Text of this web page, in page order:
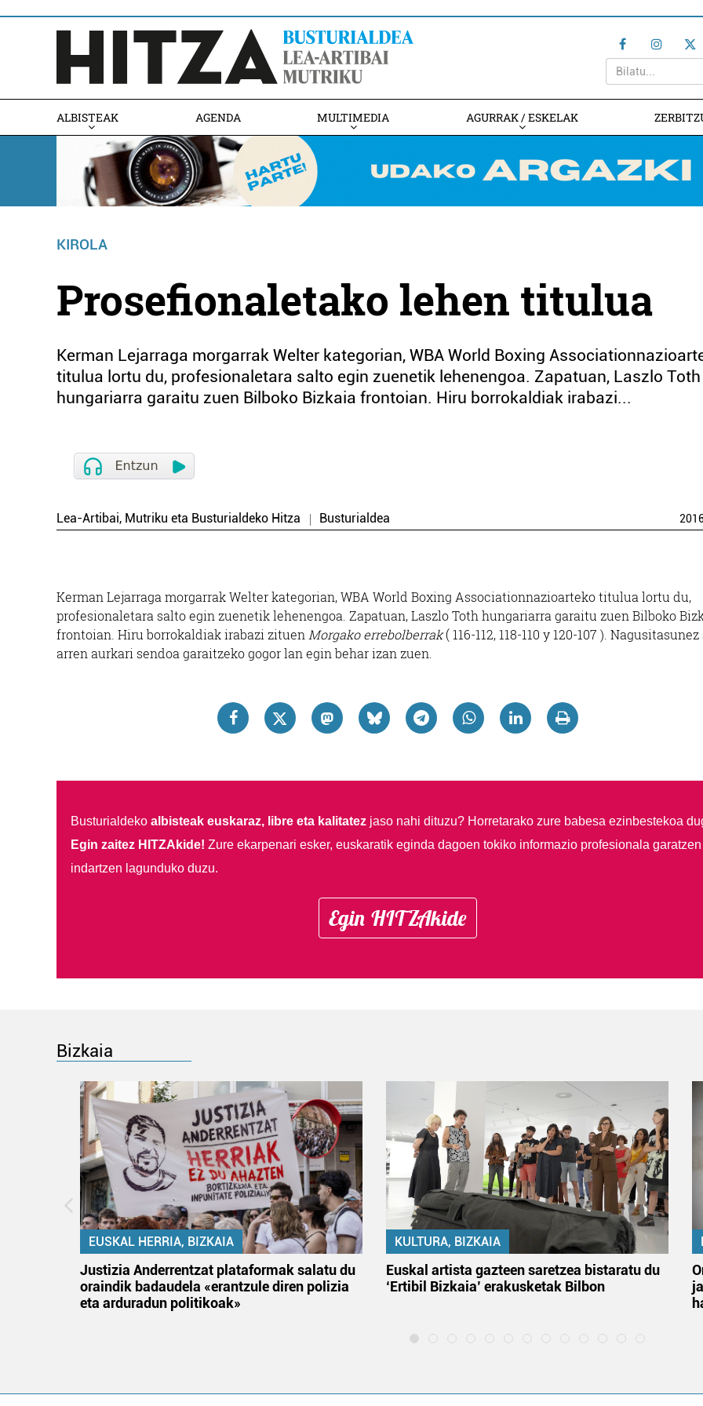
ALBISTEAK AGENDA MULTIMEDIA AGURRAK / ESKELAK
KIROLA
Prosefionaletako lehen titulua
Kerman Lejarraga morgarrak Welter kategorian, WBA World Boxing
titulua lortu du, profesionaletara salto egin zuenetik lehenengoa. Zapatuan, Laszlo Toth
hungariarra garaitu zuen Bilboko Bizkaia frontoian. Hiru borrokaldiak irabazi...
Lea-Artibai, Mutriku eta Busturialdeko Hitza Busturialdea
Kerman Lejarraga morgarrak Welter kategorian, WBA World Boxing Associationnazioarteko titulua lortu du,
profesionaletara salto egin zuenetik lehenengoa. Zapatuan, Laszlo Toth hungariarra garaitu zuen Bilboko
frontoian. Hiru borrokaldiak irabazi zituen Morgako errebolberrak( 116-112, 118-110 y 120-107 ).
arren aurkari sendoa garaitzeko gogor lan egin behar izan zuen.
Busturialdeko albisteak euskaraz, libre eta kalitatezjaso nahi dituzu? Horretarako zure babesa ezinbestekoa
Egin zaitez HITZAkide! Zure ekarpenari esker, euskaratik eginda dagoen tokiko informazio profesionala garatzen
indartzen lagunduko duzu.
Egin HITZAkide
Bizkaia
EUSKAL HERRIA, BIZKAIA
Justizia Anderrentzat plataformak salatu du
oraindik badaudela «erantzule diren polizia
eta arduradun politikoak»
KULTURA, BIZKAIA
Euskal artista gazteen saretzea bistaratu du
‘Ertibil Bizkaia’ erakusketak Bilbon